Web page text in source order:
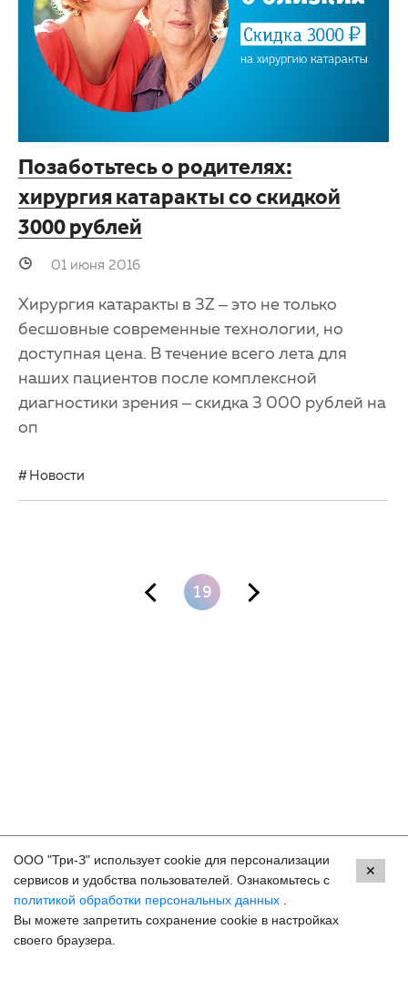
Задать вопрос
Позаботьтесь о родителях:
хирургия катаракты со скидкой
3000 рублей
01 июня 2016
Хирургия катаракты в 3Z – это не только
бесшовные современные технологии, но
доступная цена. В течение всего лета для
наших пациентов после комплексной
диагностики зрения – скидка 3 000 рублей на
оп
Новости
19
Контакты
Краснодар, ул. Красных Партизан, 18
8 (800) 250-33-30
ООО "Три-З" использует cookie для персонализации
сервисов и удобства пользователей. Ознакомьтесь с
политикой обработки персональных данных
Вы можете запретить сохранение cookie в настройках
своего браузера.
✕